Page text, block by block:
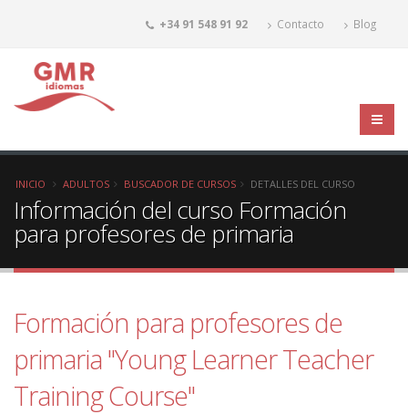
+34 91 548 91 92 Contacto Blog
INICIO ADULTOS BUSCADOR DE CURSOS DETALLES DEL CURSO
Información del curso Formación
para profesores de primaria
Formación para profesores de
primaria "Young Learner Teacher
Training Course"